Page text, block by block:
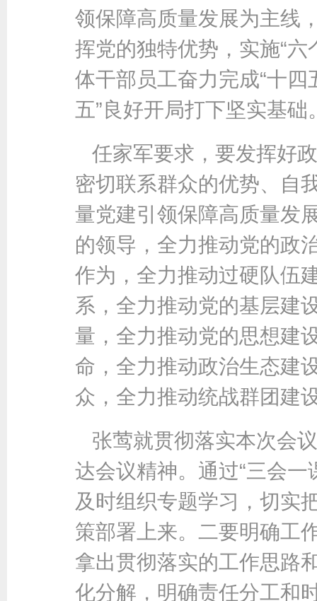
领保障高质量发展为主线
挥党的独特优势，实施“六
体干部员工奋力完成“十四
五”良好开局打下坚实基础
任家军要求，要发挥好‌
密切联系群众的优势、自
量党建引领保障高质量发
的领导，全力推动党的政
作为，全力推动过硬队伍
系，全力推动党的基层建
量，全力推动党的思想建
命，全力推动政治生态建
众，全力推动统战群团建
张莺就贯彻落实本次会
达会议精神。通过“三会
及时组织专题学习，切实
策部署上来。二要明确工
拿出贯彻落实的工作思路
化分解，明确责任分工和